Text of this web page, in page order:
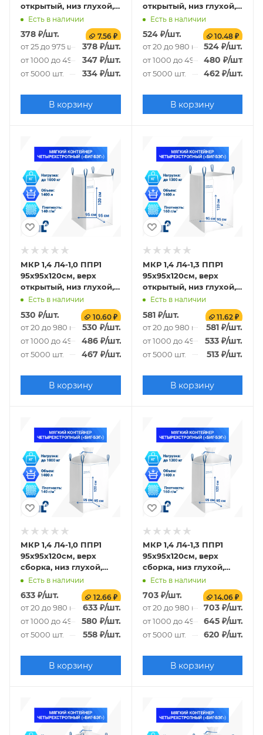
открытый, низ глухой,
140г/м2
Есть в наличии
378 ₽/шт. 7.56 ₽
от 25 до 975 шт. 378₽/шт.
от 1000 до 4975 шт.
347₽/шт.
от 5000 шт. 334₽/шт.
В корзину
открытый, низ глухой,
160г/м2
Есть в наличии
524₽/шт. 10.48 ₽
от 20 до 980 шт. 524 ₽/шт.
от 1000 до 4980 шт.
480 ₽/шт.
от 5000 шт. 462₽/шт.
В корзину
МКР 1,4 Л4-1,0 ППР1
95х95х120см, верх
открытый, низ глухой,
140г/м2
Есть в наличии
530 ₽/шт. 10.60 ₽
от 20 до 980 шт. 530 ₽/шт.
от 1000 до 4980 шт.
486 ₽/шт.
от 5000 шт. 467 ₽/шт.
В корзину
МКР 1,4 Л4-1,3 ППР1
95х95х120см, верх
открытый, низ глухой,
160г/м2
Есть в наличии
581₽/шт. 11.62 ₽
от 20 до 980 шт. 581 ₽/шт.
от 1000 до 4980 шт.
533 ₽/шт.
от 5000 шт. 513 ₽/шт.
В корзину
МКР 1,4 Л4-1,0 ППР1
95х95х120см, верх
сборка, низ глухой,
140г/м2
Есть в наличии
633 ₽/шт. 12.66 ₽
от 20 до 980 шт. 633₽/шт.
от 1000 до 4980 шт.
580 ₽/шт.
от 5000 шт. 558₽/шт.
В корзину
МКР 1,4 Л4-1,3 ППР1
95х95х120см, верх
сборка, низ глухой,
160г/м2
Есть в наличии
703₽/шт. 14.06 ₽
от 20 до 980 шт. 703₽/шт.
от 1000 до 4980 шт.
645₽/шт.
от 5000 шт. 620 ₽/шт.
В корзину